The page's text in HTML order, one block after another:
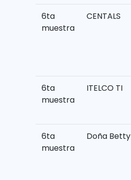
6ta
muestra
CENTALS
6ta
muestra
ITELCO TI
6ta
muestra
Doña Betty